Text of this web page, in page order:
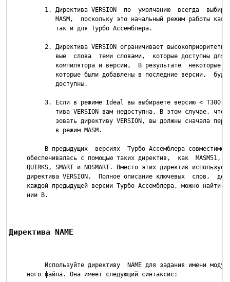
1. Директива VERSION  по  умолчанию  всегда
MASM,  поскольку это начальный режим работы как
             так и для Турбо Ассемблера.
2. Директива VERSION ограничивает
вые  слова  теми словами,  которые доступны для
компилятора и версии,  В результате  некоторые
которые были добавлены в последние версии,
             доступны.
3. Если в режиме Ideal вы выбираете версию < T300,
тива VERSION вам недоступна. В этом случае,
зовать директиву VERSION, вы должны сначала
             в режим MASM.
В предыдущих  версиях  Турбо Ассемблера
обеспечивалась с помощью таких директив,  как  MASM51,
QUIRKS, SMART и NOSMART. Вместо этих директив
директива VERSION.  Полное описание ключевых  слов,
каждой предыдущей версии Турбо Ассемблера, можно найти в
     нии B.
Директива NAME
Используйте директиву  NAME для задания имени
     ного файла. Она имеет следующий синтаксис: